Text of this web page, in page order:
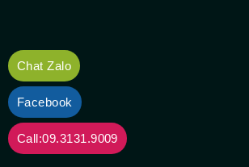
Chat Zalo
Facebook
Call:09.3131.9009